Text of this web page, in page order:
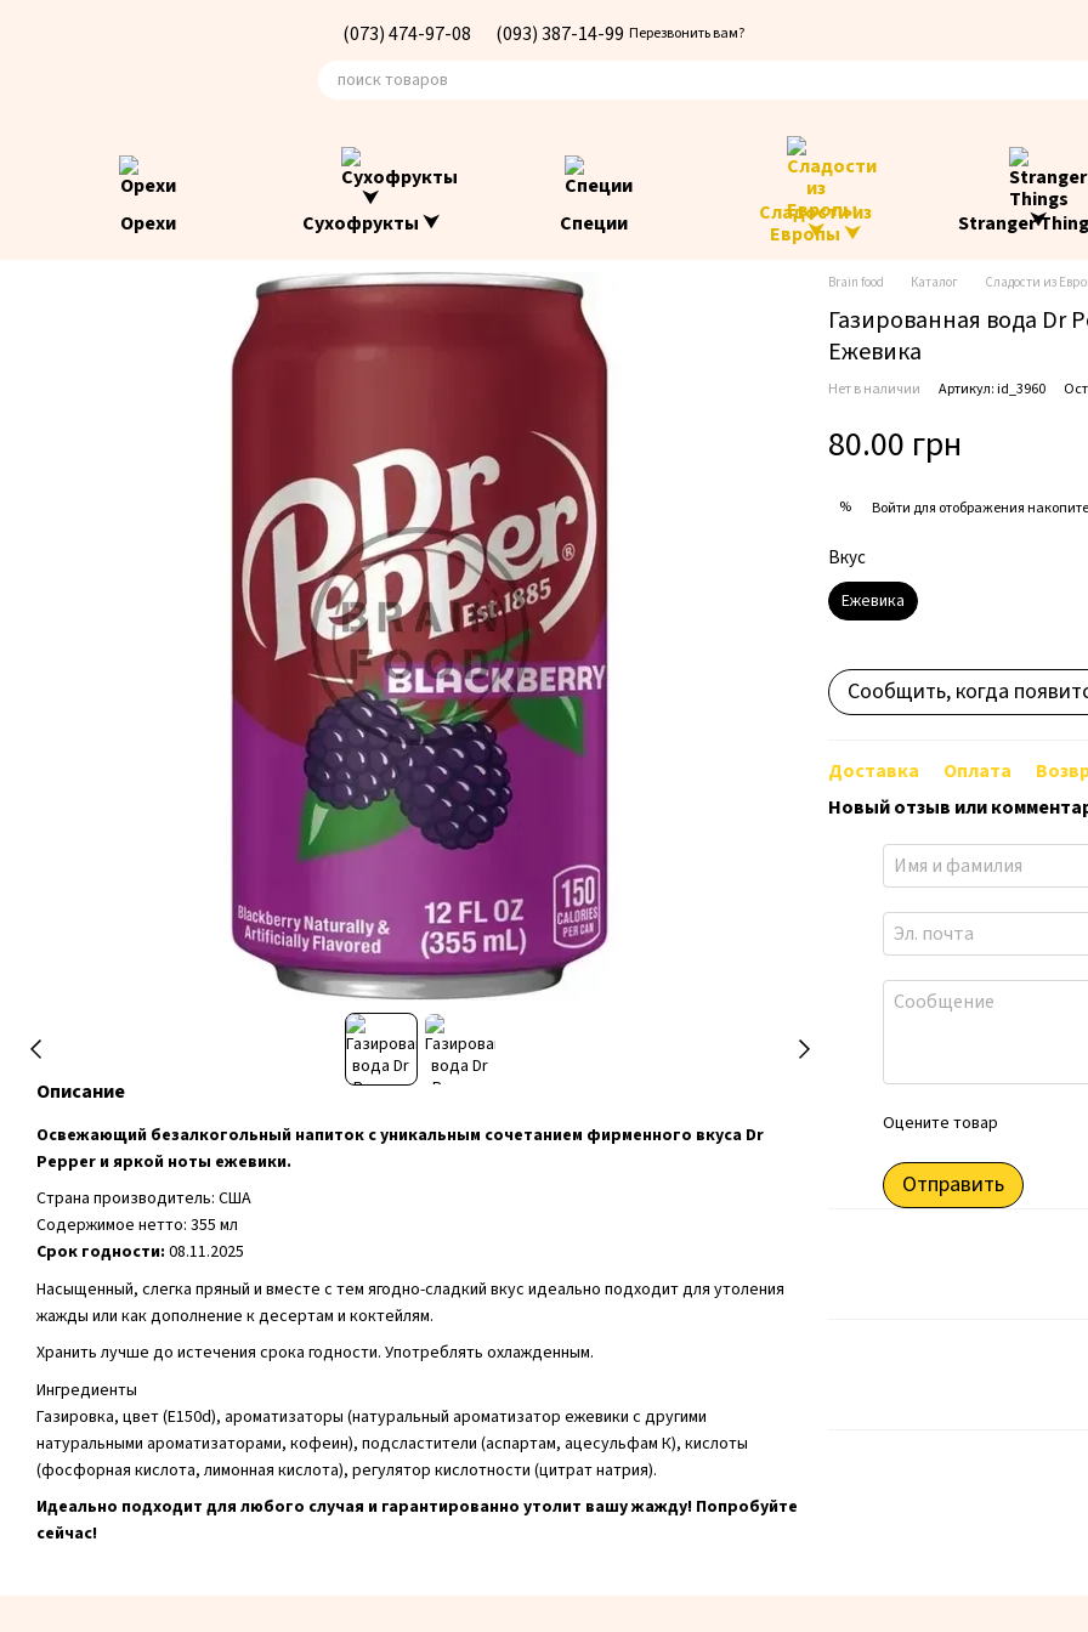
(073) 474-97-08 (093) 387-14-99 Перезвонить вам?
Орехи Сухофрукты ⮟ Специи
Сладости из
Европы ⮟
Stranger
Описание
Освежающий безалкогольный напиток с уникальным сочетанием фирменного вкуса Dr
Pepper и яркой ноты ежевики.
Страна производитель: США
Содержимое нетто: 355 мл
Срок годности: 08.11.2025
Насыщенный, слегка пряный и вместе с тем ягодно-сладкий вкус идеально подходит для утоления
жажды или как дополнение к десертам и коктейлям.
Хранить лучше до истечения срока годности. Употреблять охлажденным.
Ингредиенты
Газировка, цвет (E150d), ароматизаторы (натуральный ароматизатор ежевики с другими
натуральными ароматизаторами, кофеин), подсластители (аспартам, ацесульфам К), кислоты
(фосфорная кислота, лимонная кислота), регулятор кислотности (цитрат натрия).
Идеально подходит для любого случая и гарантированно утолит вашу жажду! Попробуйте
сейчас!
Brain food Каталог Сладости из
Газированная вода Dr
Ежевика
Нет в наличии Артикул: id_3960
80.00 грн
% Войтидля отображения
Вкус
Ежевика
Сообщить, когда
Доставка Оплата
Новый отзыв или
Оцените товар
Отправить